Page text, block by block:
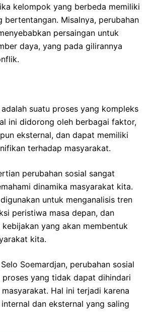
kelompok yang berbeda memiliki
bertentangan. Misalnya, perubahan
persaingan untuk
daya, yang pada gilirannya
suatu proses yang kompleks
ini didorong oleh berbagai faktor,
eksternal, dan dapat memiliki
terhadap masyarakat.
perubahan sosial sangat
dinamika masyarakat kita.
untuk menganalisis tren
peristiwa masa depan, dan
yang akan membentuk
kita.
Soemardjan, perubahan sosial
proses yang tidak dapat dihindari
Hal ini terjadi karena
dan eksternal yang saling